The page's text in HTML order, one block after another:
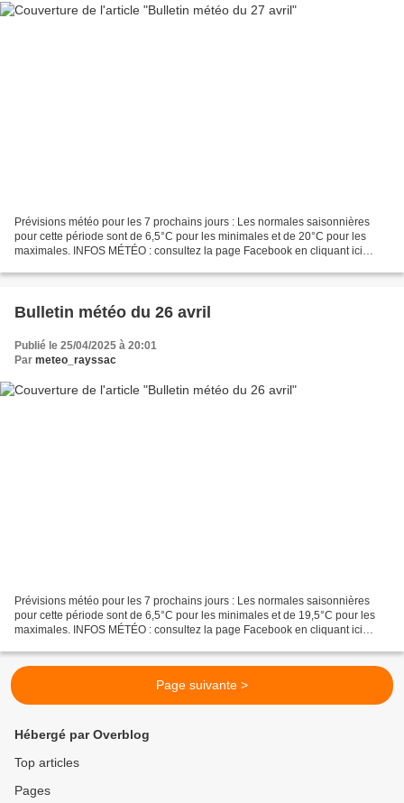
Prévisions météo pour les 7 prochains jours : Les normales saisonnières
pour cette période sont de 6,5°C pour les minimales et de 20°C pour les
maximales. INFOS MÉTÉO : consultez la page Facebook en cliquant ici
Bulletin météo du 26 avril
Publié le 25/04/2025 à 20:01
Par meteo_rayssac
Prévisions météo pour les 7 prochains jours : Les normales saisonnières
pour cette période sont de 6,5°C pour les minimales et de 19,5°C pour les
maximales. INFOS MÉTÉO : consultez la page Facebook en cliquant ici
Page suivante >
Hébergé par Overblog
Top articles
Pages